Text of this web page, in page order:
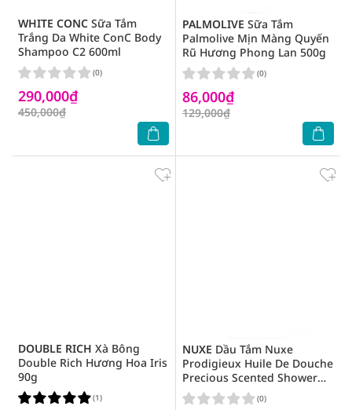
WHITE CONC Sữa Tắm
Trắng Da White ConC Body
Shampoo C2 600ml
290,000₫
450,000₫
(0)
PALMOLIVE Sữa Tắm
Palmolive Mịn Màng Quyến
Rũ Hương Phong Lan 500g
86,000₫
129,000₫
(0)
DOUBLE RICH Xà Bông
Double Rich Hương Hoa Iris
90g
(1)
NUXE Dầu Tắm Nuxe
Prodigieux Huile De Douche
Precious Scented Shower
Oil 200ml
(0)